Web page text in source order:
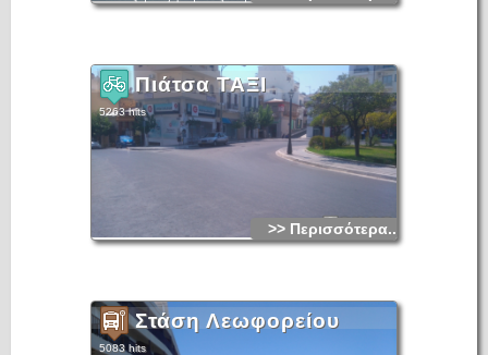
2010.
Αποστόλους.
Πιάτσα ΤΑΞΙ
5263 hits
>> Περισσότερα...
Στάση Λεωφορείου
5083 hits